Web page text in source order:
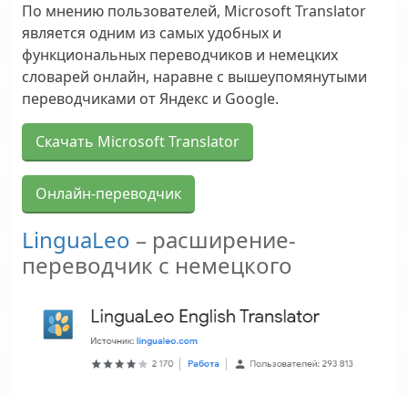
По мнению пользователей, Microsoft Translator
является одним из самых удобных и
функциональных переводчиков и немецких
словарей онлайн, наравне с вышеупомянутыми
переводчиками от Яндекс и Google.
Скачать Microsoft Translator
Онлайн-переводчик
LinguaLeo – расширение-
переводчик с немецкого